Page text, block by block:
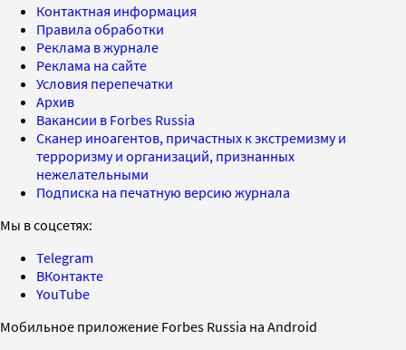
Контактная информация
Правила обработки
Реклама в журнале
Реклама на сайте
Условия перепечатки
Архив
Вакансии в Forbes Russia
Сканер иноагентов, причастных к экстремизму и
терроризму и организаций, признанных
нежелательными
Подписка на печатную версию журнала
Мы в соцсетях:
Telegram
ВКонтакте
YouTube
Мобильное приложение Forbes Russia на Android